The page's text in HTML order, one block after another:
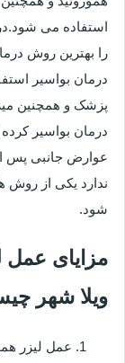
استفاده می
را بهترین روش
درمان بواسیر
پزشک و همچنین
درمان بواسیر
عوارض جانبی پس
ندارد یکی از روش
شود.
مزایای عمل
ویلا شهر
عمل لیزر